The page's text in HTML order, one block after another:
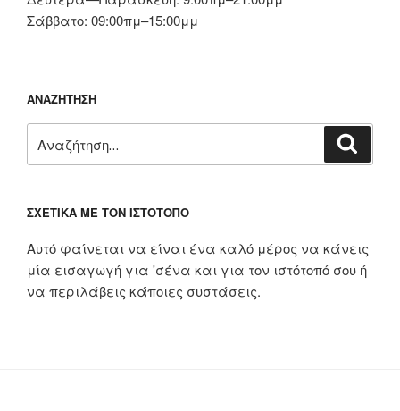
Σάββατο: 09:00πμ–15:00μμ
ΑΝΑΖΉΤΗΣΗ
για:
ΣΧΕΤΙΚΆ ΜΕ ΤΟΝ ΙΣΤΌΤΟΠΟ
Αυτό φαίνεται να είναι ένα καλό μέρος να κάνεις
μία εισαγωγή για 'σένα και για τον ιστότοπό σου ή
να περιλάβεις κάποιες συστάσεις.